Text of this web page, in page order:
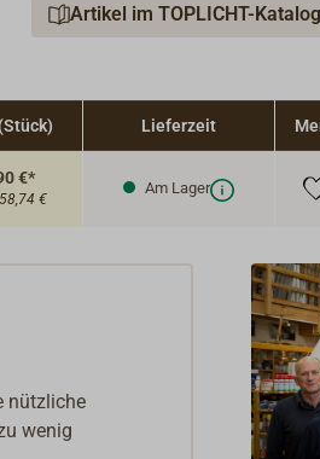
Artikel im TOPLICHT-
Lieferzeit
€*
58,74 €
Am Lager
nützliche
wenig